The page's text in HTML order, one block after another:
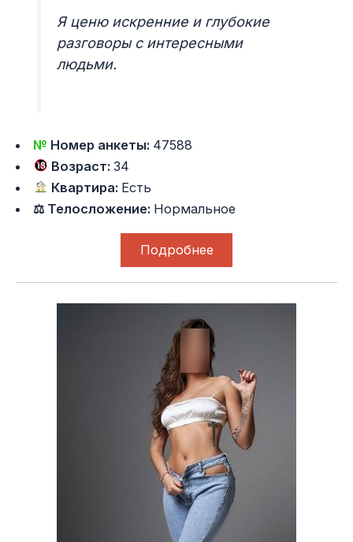
Я ценю искренние и глубокие
разговоры с интересными
людьми.
№ Номер анкеты: 47588
Возраст:34
Квартира: Есть
⚖ Телосложение: Нормальное
Подробнее